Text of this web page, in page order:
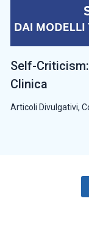
Self-
Clinica
Articoli Divulgativi,